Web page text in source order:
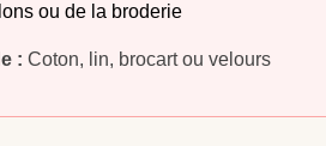
ou de la broderie
: Coton, lin, brocart ou velours